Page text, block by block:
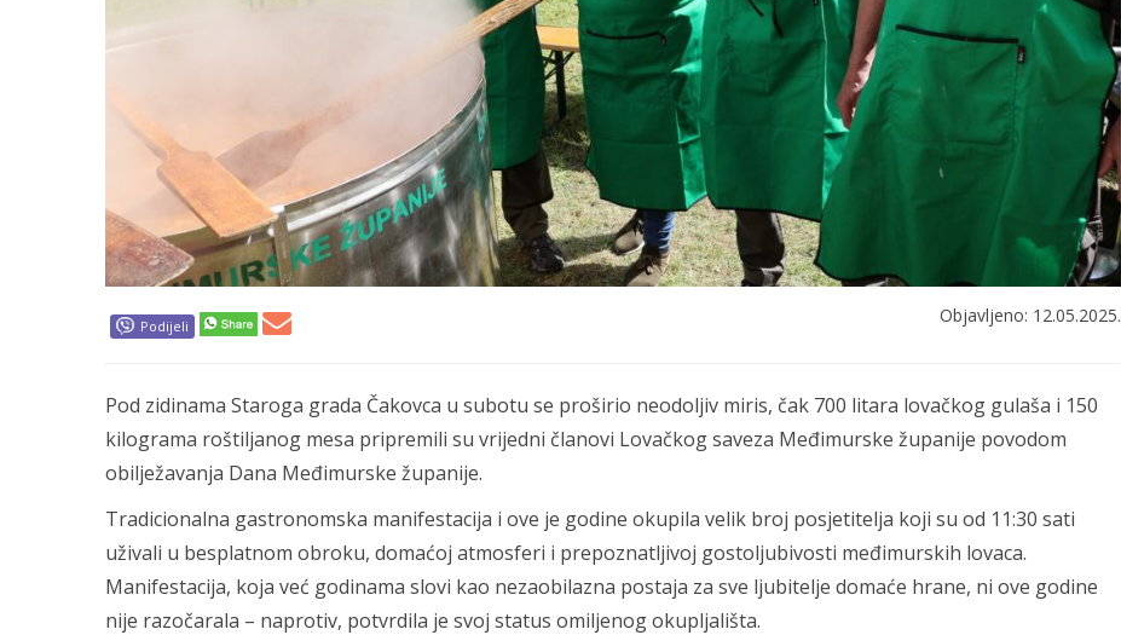
Podijeli Objavljeno: 12.05.2025.
Pod zidinama Staroga grada Čakovca u subotu se proširio neodoljiv miris, čak 700 litara lovačkog gulaša i 150
kilograma roštiljanog mesa pripremili su vrijedni članovi Lovačkog saveza Međimurske županije povodom
obilježavanja Dana Međimurske županije.
Tradicionalna gastronomska manifestacija i ove je godine okupila velik broj posjetitelja koji su od 11:30 sati
uživali u besplatnom obroku, domaćoj atmosferi i prepoznatljivoj gostoljubivosti međimurskih lovaca.
Manifestacija, koja već godinama slovi kao nezaobilazna postaja za sve ljubitelje domaće hrane, ni ove godine
nije razočarala – naprotiv, potvrdila je svoj status omiljenog okupljališta.